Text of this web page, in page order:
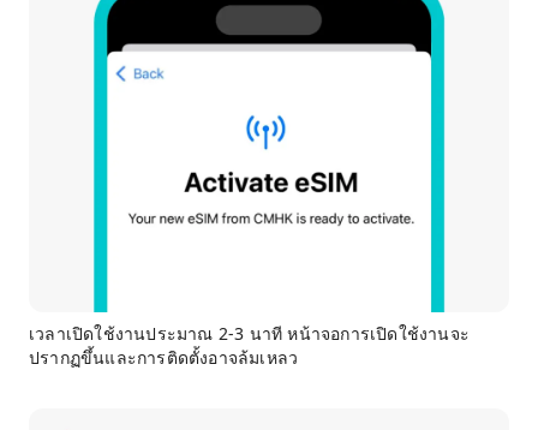
เวลาเปิดใช้งานประมาณ 2-3 นาที หน้าจอการเปิดใช้งานจะ
ปรากฏขึ้นและการติดตั้งอาจล้มเหลว